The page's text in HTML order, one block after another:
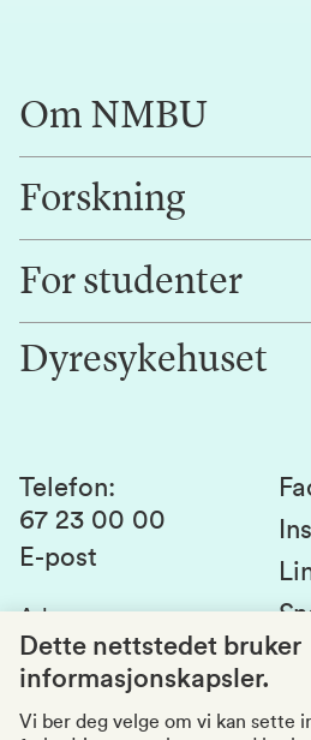
Om NMBU
Om oss
Alumni
Kontakt oss
Forskning
Forskning
Innovasjon
For studenter
Studentlivet
Studier og emner
Studenttinget
Si fra om avvik
Kvalitet i utdanningen
Dyresykehuset
Telefon:
67 23 00 00
E-post
Adresse:
Postboks 5003
1432 Ås
Organisasjonsnummer
969159570
Dette nettstedet bruker
informasjonskapsler.
Vi ber deg velge om vi kan sette